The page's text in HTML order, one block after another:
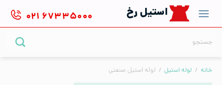
content
استیل رخ ۰۲۱ ۶۷۳۳۵۰۰۰
خانه / لوله استیل / لوله استیل صنعتی